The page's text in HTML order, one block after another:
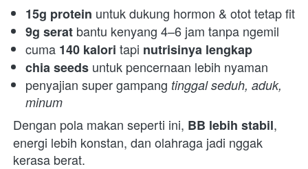
15g protein
9g serat bantu kenyang 4–6 jam tanpa ngemil
cuma 140 kalori tapi nutrisinya lengkap
chia seeds untuk pencernaan lebih nyaman
penyajian super gampang tinggal seduh, aduk,
minum
Dengan pola makan seperti ini, BB lebih stabil,
energi lebih konstan, dan olahraga jadi nggak
kerasa berat.